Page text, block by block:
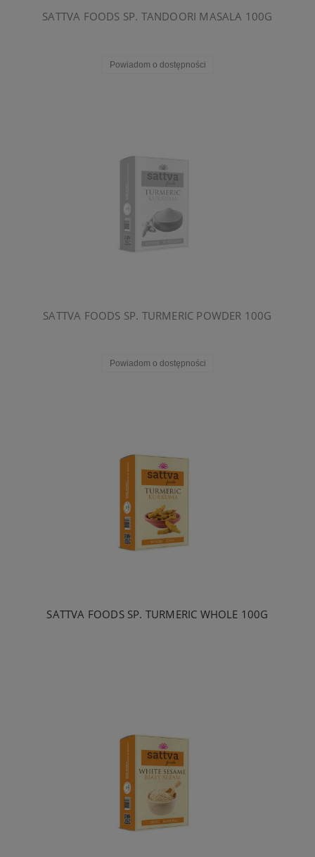
SATTVA FOODS SP. TANDOORI MASALA 100G
Powiadom o dostępności
SATTVA FOODS SP. TURMERIC POWDER 100G
Powiadom o dostępności
SATTVA FOODS SP. TURMERIC WHOLE 100G